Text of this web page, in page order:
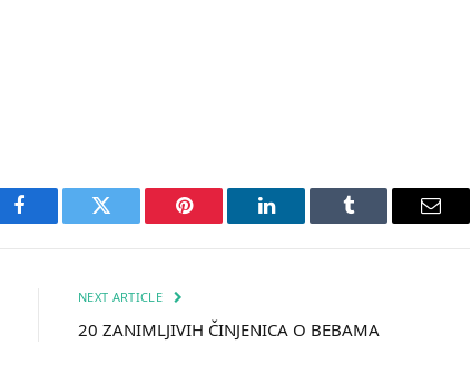
Facebook Twitter Pinterest LinkedIn Tumblr Email
NEXT ARTICLE
20 ZANIMLJIVIH ČINJENICA O BEBAMA